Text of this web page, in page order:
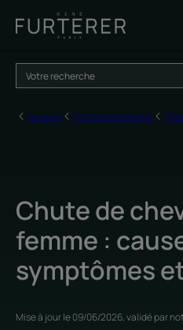
Accueil Chute de cheveux
Chute de
femme :
symptômes
Mise à jour le09/06/2026, validé par